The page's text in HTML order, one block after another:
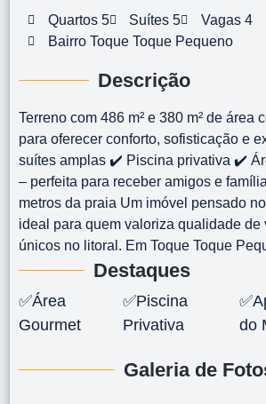
Quartos 5 Suítes 5
Vagas 4
Bairro Toque Toque Pequeno
Descrição
Terreno com 486 m² e 380 m² de área
para oferecer conforto, sofisticação e
suítes amplas ✔️ Piscina privativa ✔️
– perfeita para receber amigos e
metros da praia Um imóvel pensado
ideal para quem valoriza qualidade de
únicos no litoral. Em Toque Toque
Destaques
✅Área
Gourmet
✅Piscina
Privativa
do
Galeria de